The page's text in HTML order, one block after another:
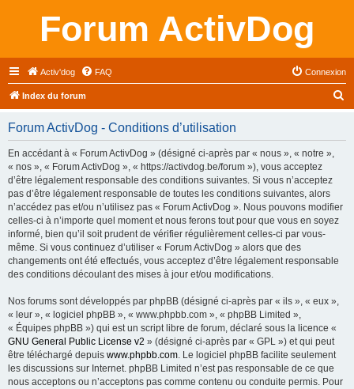
Forum ActivDog
Activ'dog FAQ Connexion
Index du forum
Forum ActivDog - Conditions d’utilisation
En accédant à « Forum ActivDog » (désigné ci-après par « nous », « notre »,
« nos », « Forum ActivDog », « https://activdog.be/forum »), vous acceptez
d’être légalement responsable des conditions suivantes. Si vous n’acceptez
pas d’être légalement responsable de toutes les conditions suivantes, alors
n’accédez pas et/ou n’utilisez pas « Forum ActivDog ». Nous pouvons modifier
celles-ci à n’importe quel moment et nous ferons tout pour que vous en soyez
informé, bien qu’il soit prudent de vérifier régulièrement celles-ci par vous-
même. Si vous continuez d’utiliser « Forum ActivDog » alors que des
changements ont été effectués, vous acceptez d’être légalement responsable
des conditions découlant des mises à jour et/ou modifications.
Nos forums sont développés par phpBB (désigné ci-après par « ils », « eux »,
« leur », « logiciel phpBB », « www.phpbb.com », « phpBB Limited »,
« Équipes phpBB ») qui est un script libre de forum, déclaré sous la licence «
GNU General Public License v2 » (désigné ci-après par « GPL ») et qui peut
être téléchargé depuis www.phpbb.com. Le logiciel phpBB facilite seulement
les discussions sur Internet. phpBB Limited n’est pas responsable de ce que
nous acceptons ou n’acceptons pas comme contenu ou conduite permis. Pour